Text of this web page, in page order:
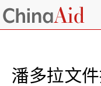
潘多拉文